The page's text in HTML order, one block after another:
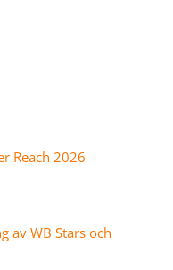
Reach 2026
av WB Stars och